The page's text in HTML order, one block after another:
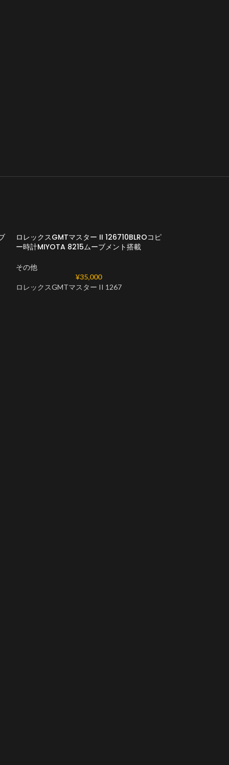
ロレックスGMTマスター II 126710BLROコピ
ー時計MIYOTA 8215ムーブメント搭載
その他
¥35,000
ロレックスGMTマスター II 1267